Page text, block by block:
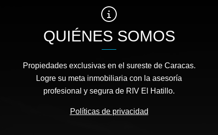
QUIÉNES SOMOS
Propiedades exclusivas en el sureste de Caracas.
Logre su meta inmobiliaria con la asesoría
profesional y segura de RIV El Hatillo.
Políticas de privacidad